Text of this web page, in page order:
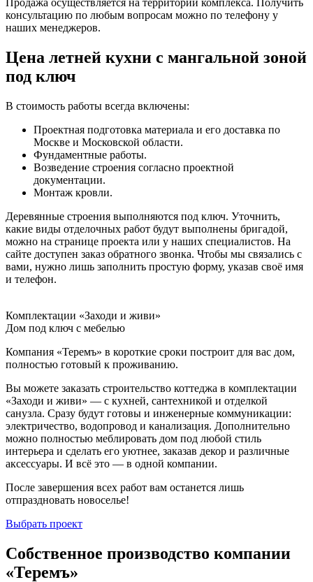
Продажа осуществляется на территории комплекса. Получить
консультацию по любым вопросам можно по телефону у
наших менеджеров.
Цена летней кухни с мангальной зоной
под ключ
В стоимость работы всегда включены:
Проектная подготовка материала и его доставка по
Москве и Московской области.
Фундаментные работы.
Возведение строения согласно проектной
документации.
Монтаж кровли.
Деревянные строения выполняются под ключ. Уточнить,
какие виды отделочных работ будут выполнены бригадой,
можно на странице проекта или у наших специалистов. На
сайте доступен заказ обратного звонка. Чтобы мы связались с
вами, нужно лишь заполнить простую форму, указав своё имя
и телефон.
Комплектации «Заходи и живи»
Дом под ключ с мебелью
Компания «Теремъ» в короткие сроки построит для вас дом,
полностью готовый к проживанию.
Вы можете заказать строительство коттеджа в комплектации
«Заходи и живи» — с кухней, сантехникой и отделкой
санузла. Сразу будут готовы и инженерные коммуникации:
электричество, водопровод и канализация. Дополнительно
можно полностью меблировать дом под любой стиль
интерьера и сделать его уютнее, заказав декор и различные
аксессуары. И всё это — в одной компании.
После завершения всех работ вам останется лишь
отпраздновать новоселье!
Выбрать проект
Собственное производство компании
«Теремъ»